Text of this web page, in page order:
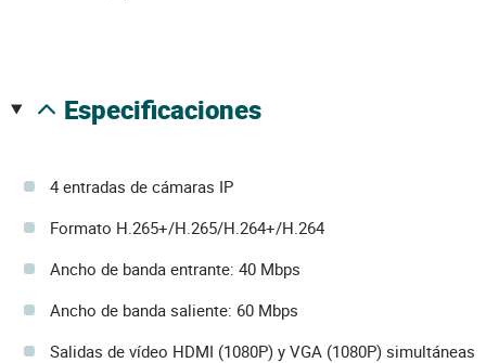
especificaciones
4 entradas de cámaras IP
Formato H.265+/H.265/H.264+/H.264
Ancho de banda entrante: 40 Mbps
Ancho de banda saliente: 60 Mbps
Salidas de vídeo HDMI (1080P) y VGA (1080P) simultáneas